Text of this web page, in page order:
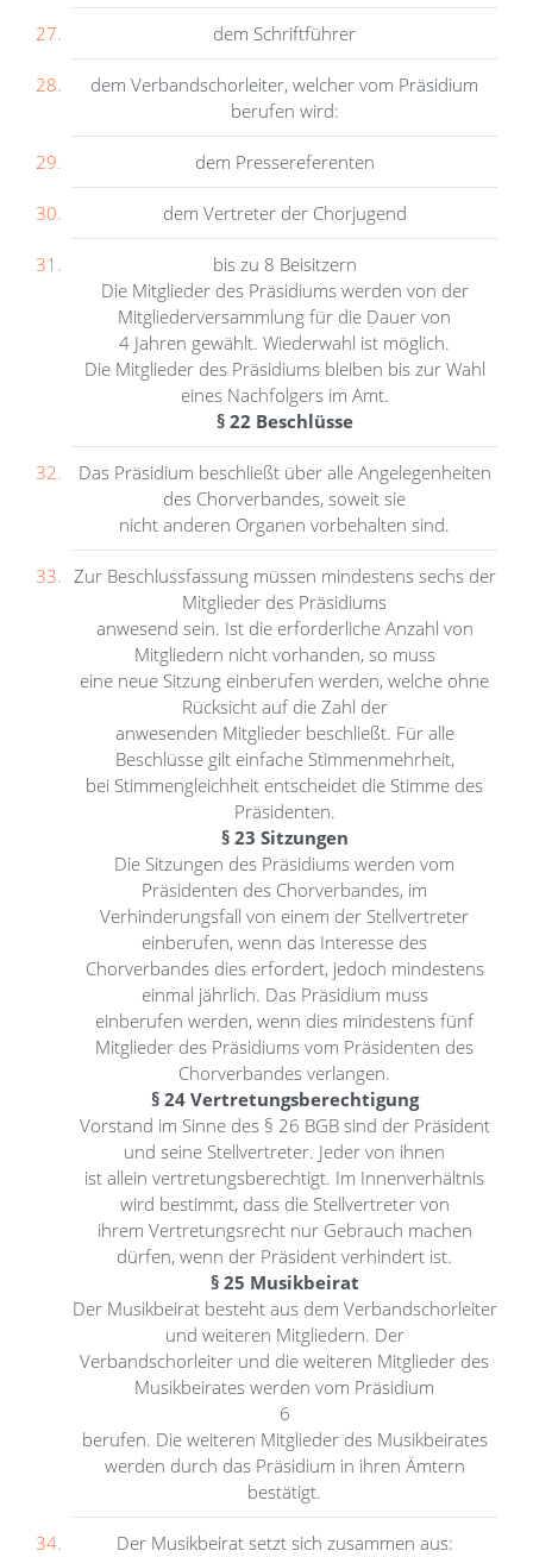
dem Schriftführer
dem Verbandschorleiter, welcher vom Präsidium
berufen wird:
dem Pressereferenten
dem Vertreter der Chorjugend
bis zu 8 Beisitzern
Die Mitglieder des Präsidiums werden von der
Mitgliederversammlung für die Dauer von
4 Jahren gewählt. Wiederwahl ist möglich.
Die Mitglieder des Präsidiums bleiben bis zur Wahl
eines Nachfolgers im Amt.
§ 22 Beschlüsse
Das Präsidium beschließt über alle Angelegenheiten
des Chorverbandes, soweit sie
nicht anderen Organen vorbehalten sind.
Zur Beschlussfassung müssen mindestens sechs der
Mitglieder des Präsidiums
anwesend sein. Ist die erforderliche Anzahl von
Mitgliedern nicht vorhanden, so muss
eine neue Sitzung einberufen werden, welche ohne
Rücksicht auf die Zahl der
anwesenden Mitglieder beschließt. Für alle
Beschlüsse gilt einfache Stimmenmehrheit,
bei Stimmengleichheit entscheidet die Stimme des
Präsidenten.
§ 23 Sitzungen
Die Sitzungen des Präsidiums werden vom
Präsidenten des Chorverbandes, im
Verhinderungsfall von einem der Stellvertreter
einberufen, wenn das Interesse des
Chorverbandes dies erfordert, jedoch mindestens
einmal jährlich. Das Präsidium muss
einberufen werden, wenn dies mindestens fünf
Mitglieder des Präsidiums vom Präsidenten des
Chorverbandes verlangen.
§ 24 Vertretungsberechtigung
Vorstand im Sinne des § 26 BGB sind der Präsident
und seine Stellvertreter. Jeder von ihnen
ist allein vertretungsberechtigt. Im Innenverhältnis
wird bestimmt, dass die Stellvertreter von
ihrem Vertretungsrecht nur Gebrauch machen
dürfen, wenn der Präsident verhindert ist.
§ 25 Musikbeirat
Der Musikbeirat besteht aus dem Verbandschorleiter
und weiteren Mitgliedern. Der
Verbandschorleiter und die weiteren Mitglieder des
Musikbeirates werden vom Präsidium
6
berufen. Die weiteren Mitglieder des Musikbeirates
werden durch das Präsidium in ihren Ämtern
bestätigt.
Der Musikbeirat setzt sich zusammen aus: